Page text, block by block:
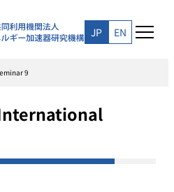
JP EN
9
International